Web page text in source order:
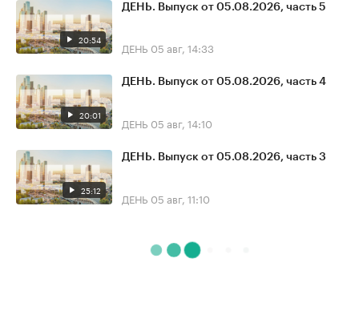
20:54
ДЕНЬ. Выпуск от 05.08.2026, часть 5
ДЕНЬ 05 авг, 14:33
20:01
ДЕНЬ. Выпуск от 05.08.2026, часть 4
ДЕНЬ 05 авг, 14:10
25:12
ДЕНЬ. Выпуск от 05.08.2026, часть 3
ДЕНЬ 05 авг, 11:10